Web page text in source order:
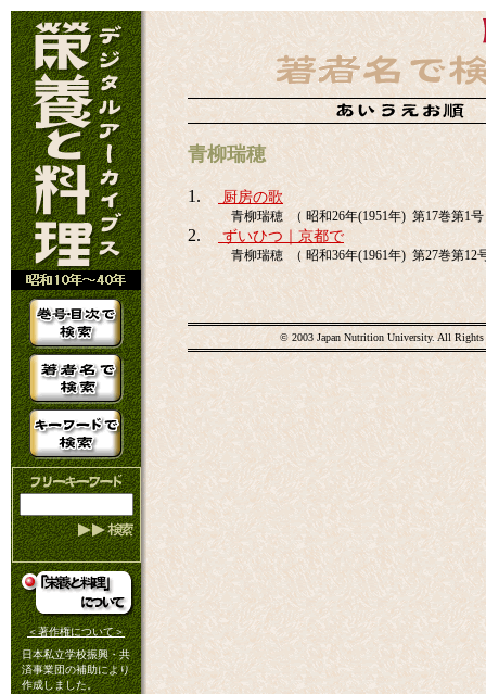
＜著作権について＞
日本私立学校振興・共
済事業団の補助により
作成しました。
青柳瑞穂
1. 厨房の歌
青柳瑞穂 （ 昭和26年(1951年) 第17巻第1号
2. ずいひつ｜京都で
青柳瑞穂 （ 昭和36年(1961年) 第27巻第12
© 2003 Japan Nutrition University. All Rights